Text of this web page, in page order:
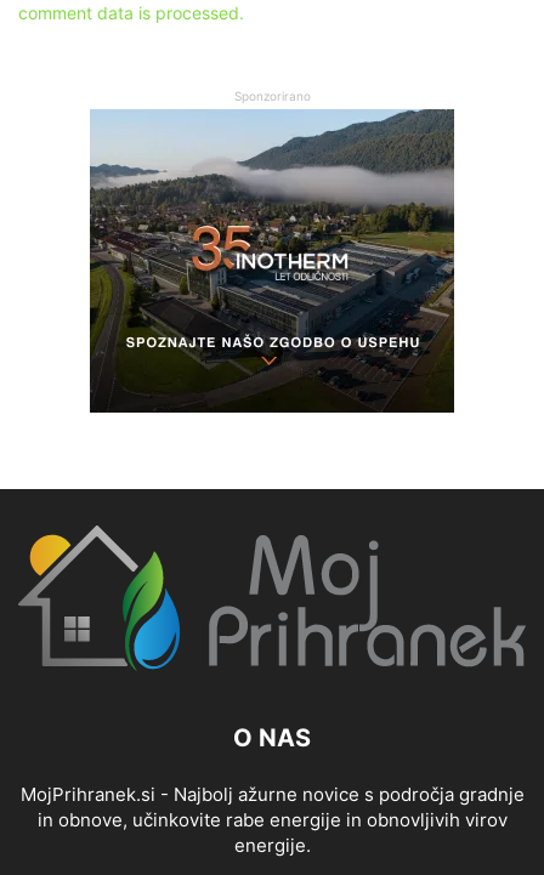
comment data is processed.
Sponzorirano
O NAS
MojPrihranek.si - Najbolj ažurne novice s področja gradnje
in obnove, učinkovite rabe energije in obnovljivih virov
energije.